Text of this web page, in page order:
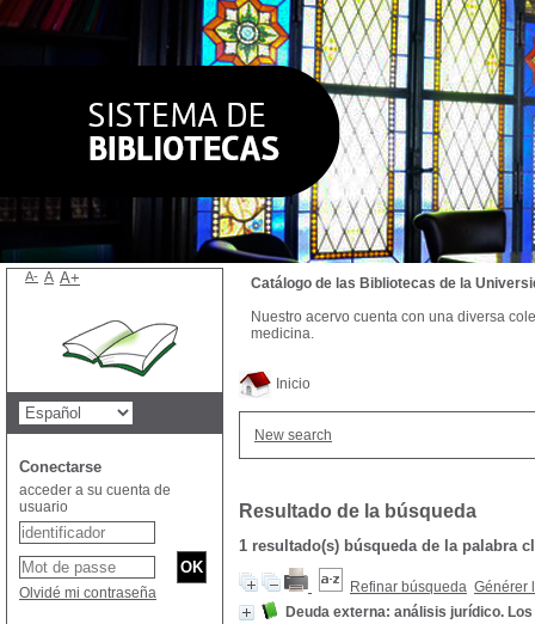
Inicio
New search
Resultado de la búsqueda
1 resultado(s) búsqueda de la palabra
Refinar búsqueda Générer
Deuda externa: análisis jurídico.
Catálogo de las Bibliotecas de la
Nuestro acervo cuenta con una diversa
medicina.
A- A A+
Conectarse
acceder a su cuenta de
usuario
Olvidé mi contraseña